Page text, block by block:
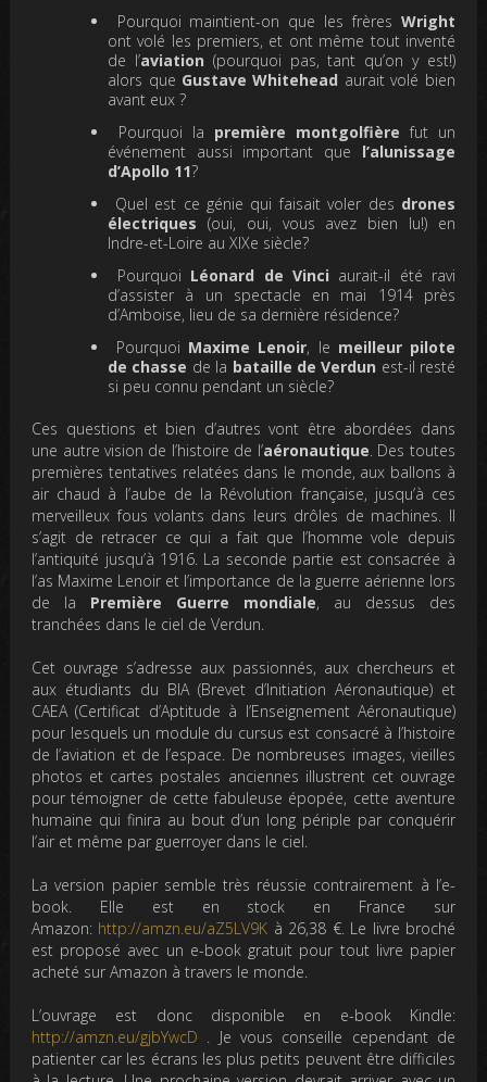
Pourquoi maintient-on que les frères Wright
ont volé les premiers, et ont même tout inventé
de l’aviation (pourquoi pas, tant qu’on y est!)
alors que Gustave Whitehead aurait volé bien
avant eux ?
Pourquoi la première montgolfière fut un
événement aussi important que l’alunissage
d’Apollo 11?
Quel est ce génie qui faisait voler des drones
électriques (oui, oui, vous avez bien lu!) en
Indre-et-Loire au XIXe siècle?
Pourquoi Léonard de Vinci aurait-il été ravi
d’assister à un spectacle en mai 1914 près
d’Amboise, lieu de sa dernière résidence?
Pourquoi Maxime Lenoir, le meilleur pilote
de chasse de la bataille de Verdun est-il resté
si peu connu pendant un siècle?
Ces questions et bien d’autres vont être abordées dans
une autre vision de l’histoire de l’aéronautique . Des toutes
premières tentatives relatées dans le monde, aux ballons à
air chaud à l’aube de la Révolution française, jusqu’à ces
merveilleux fous volants dans leurs drôles de machines. Il
s’agit de retracer ce qui a fait que l’homme vole depuis
l’antiquité jusqu’à 1916. La seconde partie est consacrée à
l’as Maxime Lenoir et l’importance de la guerre aérienne lors
de la Première Guerre mondiale, au dessus des
tranchées dans le ciel de Verdun.
Cet ouvrage s’adresse aux passionnés, aux chercheurs et
aux étudiants du BIA (Brevet d’Initiation Aéronautique) et
CAEA (Certificat d’Aptitude à l’Enseignement Aéronautique)
pour lesquels un module du cursus est consacré à l’histoire
de l’aviation et de l’espace. De nombreuses images, vieilles
photos et cartes postales anciennes illustrent cet ouvrage
pour témoigner de cette fabuleuse épopée, cette aventure
humaine qui finira au bout d’un long périple par conquérir
l’air et même par guerroyer dans le ciel.
La version papier semble très réussie contrairement à l’e-
book. Elle est en stock en France sur
Amazon: http://amzn.eu/aZ5LV9K à 26,38 €. Le livre broché
est proposé avec un e-book gratuit pour tout livre papier
acheté sur Amazon à travers le monde.
L’ouvrage est donc disponible en e-book Kindle:
http://amzn.eu/gjbYwcD . Je vous conseille cependant de
patienter car les écrans les plus petits peuvent être difficiles